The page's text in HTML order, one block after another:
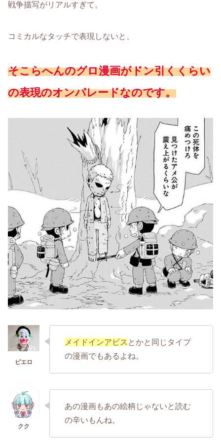
戦争描写がリアルすぎて。
コミカルなタッチで表現しないと、
そこらへんのグロ漫画がドン引くくらい
の表現のオンパレードなのです。
メイドインアビス とかと同じタイプ
の漫画でもあるよね。
あの漫画もあの絵柄じゃないと読む
の辛いもんね。